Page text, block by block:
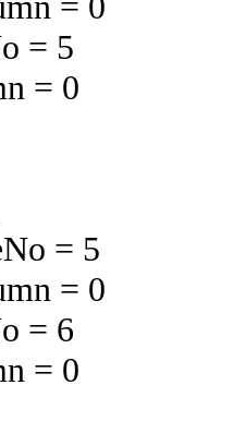
= 5
= 0
= 5
= 0
= 6
= 0